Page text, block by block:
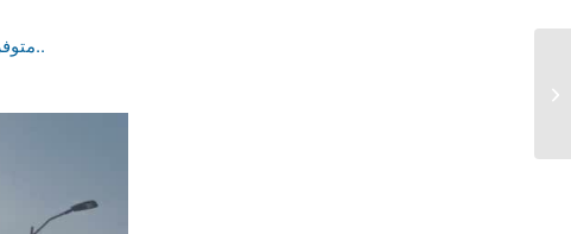
6. متوفر لدينا مظلات سيارات معلقة بدون أعمدة لسهولة التوقف والحركة..